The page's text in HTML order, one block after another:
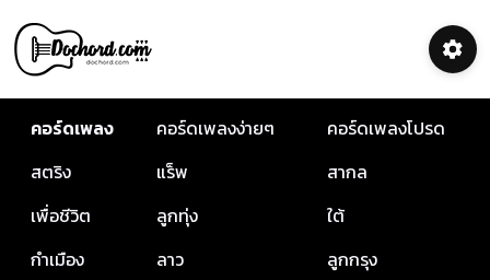
คอร์ดเพลง คอร์ดเพลงง่ายๆ
คอร์ดเพลงโปรด
สตริง
แร็พ
สากล
เพื่อชีวิต
ลูกทุ่ง
ใต้
กำเมือง
ลาว
ลูกกรุง